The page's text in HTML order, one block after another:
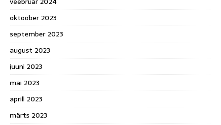
oktoober 2023
september 2023
august 2023
juuni 2023
mai 2023
aprill 2023
märts 2023